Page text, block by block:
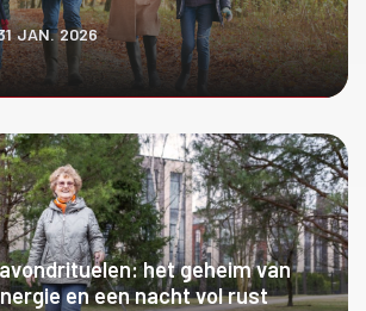
JAN. 2026
ONTDEK MEER
het geheim van
en een nacht vol rust